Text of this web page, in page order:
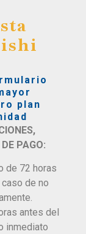
plan
PAGO:
de 72 horas
de no
antes del
inmediato